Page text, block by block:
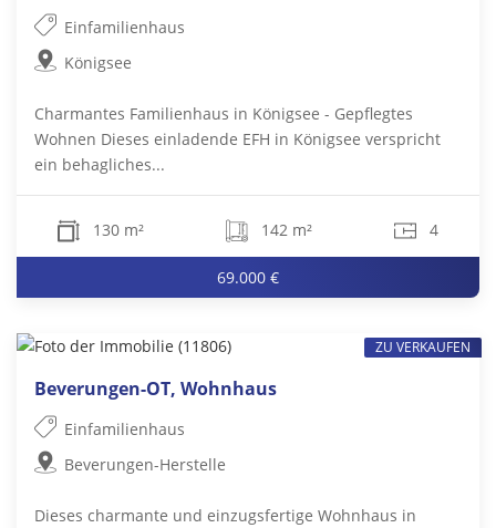
Einfamilienhaus
Königsee
Charmantes Familienhaus in Königsee - Gepflegtes
Wohnen Dieses einladende EFH in Königsee verspricht
ein behagliches...
130 m² 142 m² 4
69.000 €
Beverungen-OT, Wohnhaus
Einfamilienhaus
Beverungen-Herstelle
Dieses charmante und einzugsfertige Wohnhaus in
ZU VERKAUFEN